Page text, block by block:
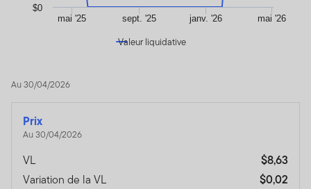
mai '25 sept. '25 janv. '26 mai '26
$0
Valeur liquidative
Au 30/04/2026
Prix
Au 30/04/2026
VL
$8,63
Variation de la VL
$0,02